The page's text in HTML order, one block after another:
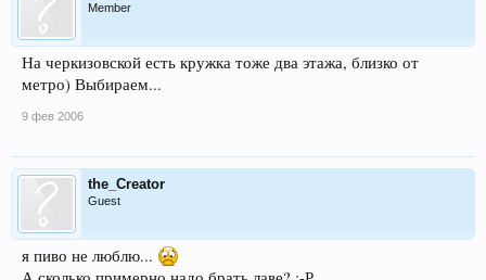
Member
На черкизовской есть кружка тоже два этажа, близко от
метро) Выбираем...
9 фев 2006
the_Creator
Guest
я пиво не люблю...